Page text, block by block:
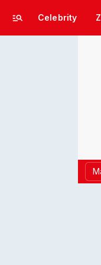
Celebrity